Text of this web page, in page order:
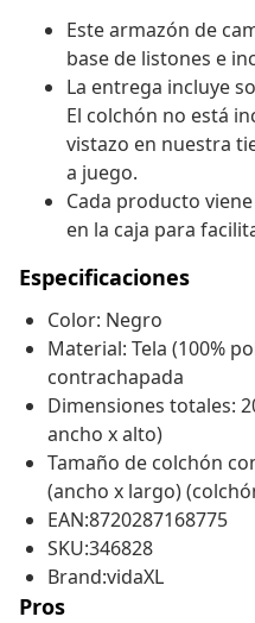
Este armazón de
base de listones e
La entrega incluye
El colchón no está
vistazo en nuestra
a juego.
Cada producto
en la caja para
Especificaciones
Color: Negro
Material: Tela (100%
contrachapada
Dimensiones totales:
ancho x alto)
Tamaño de colchón
(ancho x largo)
EAN:8720287168775
SKU:346828
Brand:vidaXL
Pros